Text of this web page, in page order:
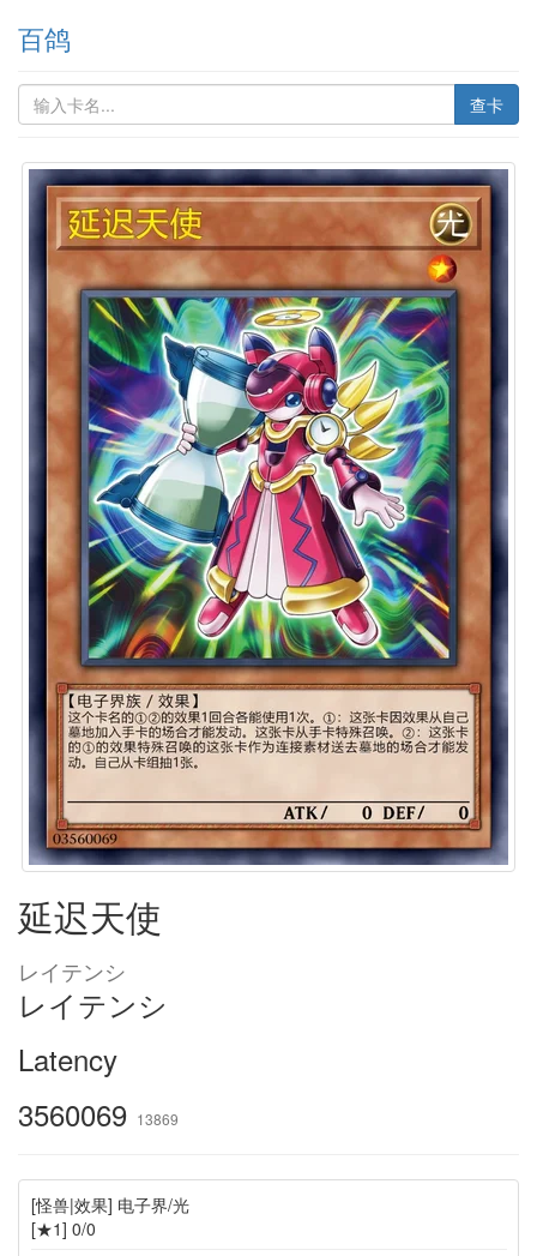
百鸽
查卡
延迟天使
レイテンシ
レイテンシ
Latency
3560069 13869
[怪兽|效果] 电子界/光
[★1] 0/0